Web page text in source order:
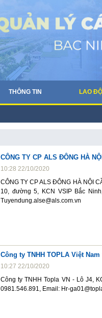
THÔNG TIN LAO
CÔNG TY CP ALS ĐÔNG HÀ
10:28 22/10/2020
CÔNG TY CP ALS ĐÔNG HÀ NỘI
10, đường 5, KCN VSIP Bắc
Tuyendung.alse@als.com.vn
Công ty TNHH TOPLA Việt
10:27 22/10/2020
Công ty TNHH Topla VN - Lô J4,
0981.546.891, Email: Hr-